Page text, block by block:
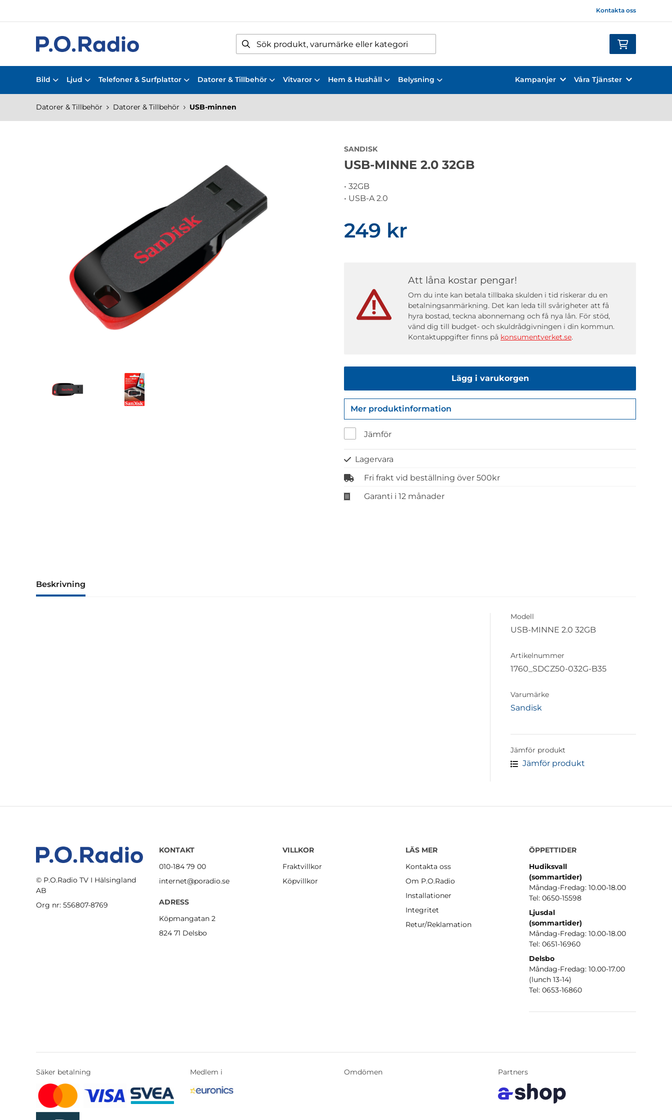
Kontakta oss
Bild Ljud Telefoner & Surfplattor Datorer & Tillbehör Vitvaror Hem & Hushåll Belysning Kampanjer Våra Tjänster
Datorer & Tillbehör Datorer & Tillbehör USB-minnen
SANDISK
USB-MINNE 2.0 32GB
• 32GB
• USB-A 2.0
249 kr
Att låna kostar pengar!
Om du inte kan betala tillbaka skulden i tid riskerar du en
betalningsanmärkning. Det kan leda till svårigheter att få
hyra bostad, teckna abonnemang och få nya lån. För stöd,
vänd dig till budget- och skuldrådgivningen i din kommun.
Kontaktuppgifter finns på konsumentverket.se.
Lägg i varukorgen
Mer produktinformation
Jämför
Lagervara
Fri frakt vid beställning över 500kr
Garanti i 12 månader
Beskrivning
Modell
USB-MINNE 2.0 32GB
Artikelnummer
1760_SDCZ50-032G-B35
Varumärke
Sandisk
Jämför produkt
Jämför produkt
© P.O.Radio TV I Hälsingland
AB
Org nr: 556807-8769
KONTAKT
010-184 79 00
internet@poradio.se
ADRESS
Köpmangatan 2
824 71 Delsbo
VILLKOR
Fraktvillkor
Köpvillkor
LÄS MER
Kontakta oss
Om P.O.Radio
Installationer
Integritet
Retur/Reklamation
ÖPPETTIDER
Hudiksvall
(sommartider)
Måndag-Fredag: 10.00-18.00
Tel: 0650-15598
Ljusdal
(sommartider)
Måndag-Fredag: 10.00-18.00
Tel: 0651-16960
Delsbo
Måndag-Fredag: 10.00-17.00
(lunch 13-14)
Tel: 0653-16860
Säker betalning Medlem i Omdömen Partners